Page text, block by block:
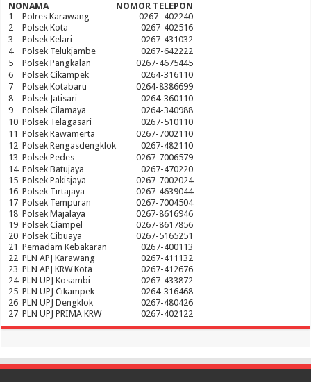
NONAMA
NOMOR TELEPON
1
Polres Karawang
0267- 402240
2
Polsek Kota
0267-402516
3
Polsek Kelari
0267-431032
4
Polsek Telukjambe
0267-642222
5
Polsek Pangkalan
0267-4675445
6
Polsek Cikampek
0264-316110
7
Polsek Kotabaru
0264-8386699
8
Polsek Jatisari
0264-360110
9
Polsek Cilamaya
0264-340988
10 Polsek Telagasari
0267-510110
11 Polsek Rawamerta
0267-7002110
12 Polsek Rengasdengklok
0267-482110
13 Polsek Pedes
0267-7006579
14 Polsek Batujaya
0267-470220
15 Polsek Pakisjaya
0267-7002024
16 Polsek Tirtajaya
0267-4639044
17 Polsek Tempuran
0267-7004504
18 Polsek Majalaya
0267-8616946
19 Polsek Ciampel
0267-8617856
20 Polsek Cibuaya
0267-5165251
21 Pemadam Kebakaran
0267-400113
22 PLN APJ Karawang
0267-411132
23 PLN APJ KRW Kota
0267-412676
24 PLN UPJ Kosambi
0267-433872
25 PLN UPJ Cikampek
0264-316468
26 PLN UPJ Dengklok
0267-480426
27 PLN UPJ PRIMA KRW 0267-402122